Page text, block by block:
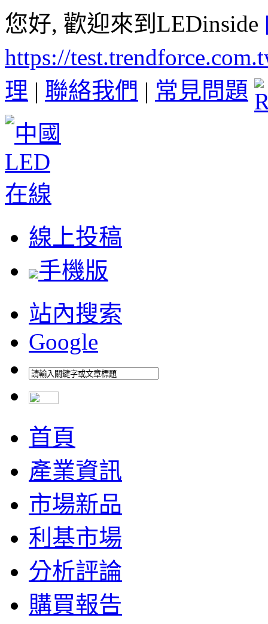
您好, 歡迎來到LEDinside
https://
理 | 聯絡我們 | 常見問題
線上投稿
手機版
站內搜索
Google
首頁
產業資訊
市場新品
利基市場
分析評論
購買報告